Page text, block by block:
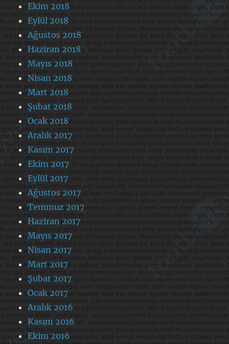
Ekim 2018
Eylül 2018
Ağustos 2018
Haziran 2018
Mayıs 2018
Nisan 2018
Mart 2018
Şubat 2018
Ocak 2018
Aralık 2017
Kasım 2017
Ekim 2017
Eylül 2017
Ağustos 2017
Temmuz 2017
Haziran 2017
Mayıs 2017
Nisan 2017
Mart 2017
Şubat 2017
Ocak 2017
Aralık 2016
Kasım 2016
Ekim 2016